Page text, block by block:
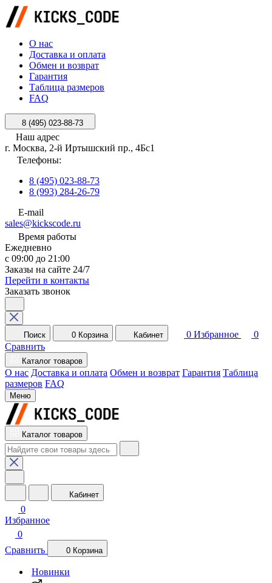
О нас
Доставка и оплата
Обмен и возврат
Гарантия
Таблица размеров
FAQ
8 (495) 023-88-73
Наш адрес
г. Москва, 2-й Иртышский пр., 4Бс1
Телефоны:
8 (495) 023-88-73
8 (993) 284-26-79
E-mail
sales@kickscode.ru
Время работы
Ежедневно
с 09:00 до 21:00
Заказы на сайте 24/7
Перейти в контакты
Заказать звонок
Поиск 0 Корзина Кабинет 0 Избранное
0
Сравнить
Каталог товаров
О нас Доставка и оплата Обмен и возврат Гарантия Таблица
размеров FAQ
Меню
Каталог товаров
Кабинет
0
Избранное
0
Сравнить
0 Корзина
Новинки